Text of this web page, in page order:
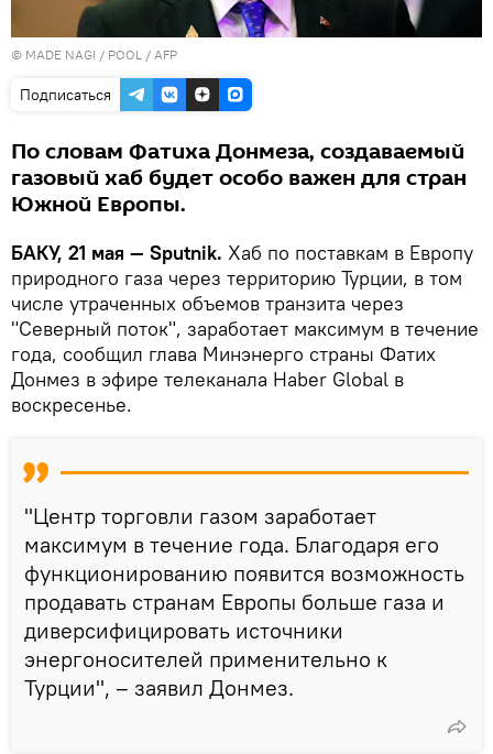
© MADE NAGI / POOL / AFP
Подписаться
По словам Фатиха Донмеза, создаваемый
газовый хаб будет особо важен для стран
Южной Европы.
БАКУ, 21 мая — Sputnik. Хаб по поставкам в Европу
природного газа через территорию Турции, в том
числе утраченных объемов транзита через
"Северный поток", заработает максимум в течение
года, сообщил глава Минэнерго страны Фатих
Донмез в эфире телеканала Haber Global в
воскресенье.
"Центр торговли газом заработает
максимум в течение года. Благодаря его
функционированию появится возможность
продавать странам Европы больше газа и
диверсифицировать источники
энергоносителей применительно к
Турции", – заявил Донмез.